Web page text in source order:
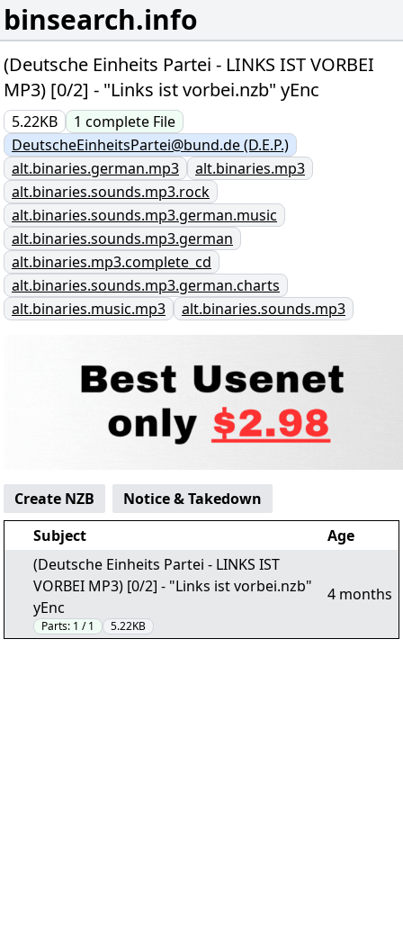
binsearch.info
(Deutsche Einheits Partei - LINKS IST VORBEI
MP3) [0/2] - "Links ist vorbei.nzb" yEnc
5.22KB 1 complete File
DeutscheEinheitsPartei@bund.de (D.E.P.)
alt.binaries.german.mp3
alt.binaries.mp3
alt.binaries.sounds.mp3.rock
alt.binaries.sounds.mp3.german.music
alt.binaries.sounds.mp3.german
alt.binaries.mp3.complete_cd
alt.binaries.sounds.mp3.german.charts
alt.binaries.music.mp3
alt.binaries.sounds.mp3
Create NZB
Notice & Takedown
Subject
Age
(Deutsche Einheits Partei - LINKS IST
VORBEI MP3) [0/2] - "Links ist vorbei.nzb"
yEnc
Parts: 1 / 1 5.22KB
4 months